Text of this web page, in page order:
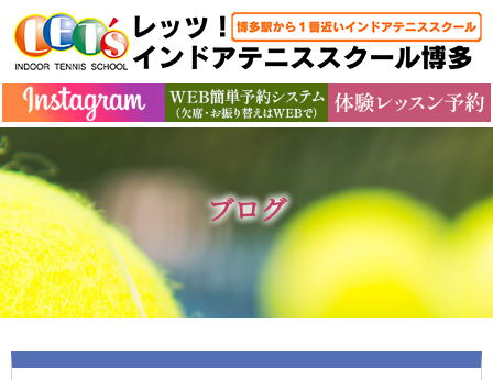
ブログ